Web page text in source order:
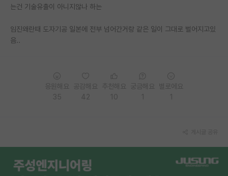
석박사 채용 정보 게시판
임용 정보 게시판
반도체/AI 게시판
는건 기술유출이 아니지않나 하는
임진왜란때 도자기공 일본에 전부 넘어간거랑 같은 일이 그대로 벌어지고있
음..